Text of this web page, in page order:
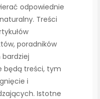
odpowiednie
Treści
poradników
będą treści, tym
i
Istotne